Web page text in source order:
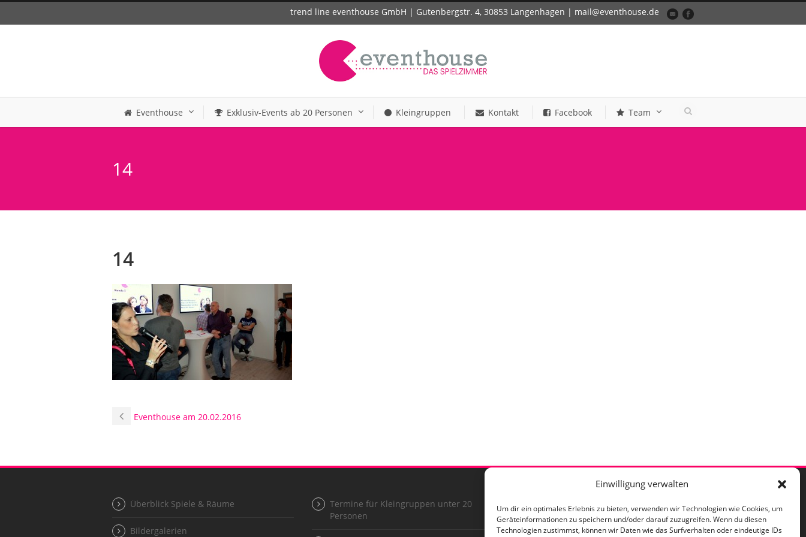
Einwilligung verwalten
Um dir ein optimales Erlebnis zu bieten, verwenden wir Technologien wie Cookies, um
Geräteinformationen zu speichern und/oder darauf zuzugreifen. Wenn du diesen
Technologien zustimmst, können wir Daten wie das Surfverhalten oder eindeutige IDs
trend line eventhouse GmbH | Gutenbergstr. 4, 30853 Langenhagen | mail@eventhouse.de
Eventhouse Exklusiv-Events ab 20 Personen Kleingruppen Kontakt Facebook Team
14
14
Eventhouse am 20.02.2016
Überblick Spiele & Räume
Bildergalerien
Termine für Kleingruppen unter 20
Personen
Impressum
Datenschutzerklärung